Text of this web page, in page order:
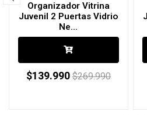
Organizador Vitrina
Juvenil 2 Puertas Vidrio
Ne...
$139.990 $269.990